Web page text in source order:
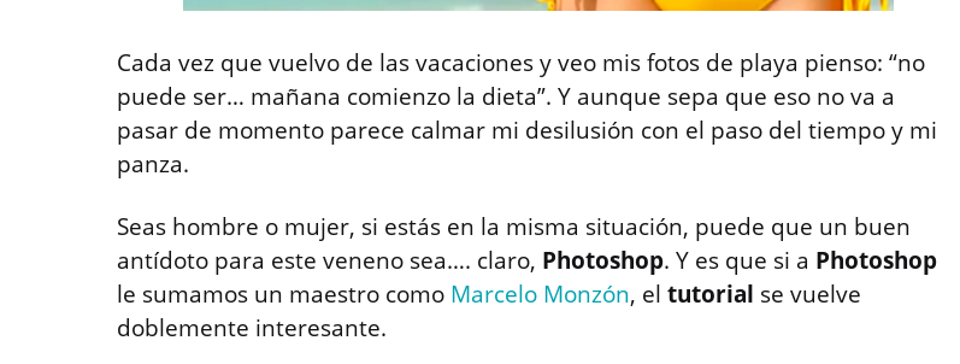
Cada vez que vuelvo de las vacaciones y veo mis fotos de playa pienso: “no
puede ser… mañana comienzo la dieta”. Y aunque sepa que eso no va a
pasar de momento parece calmar mi desilusión con el paso del tiempo y mi
panza.
Seas hombre o mujer, si estás en la misma situación, puede que un buen
antídoto para este veneno sea…. claro, Photoshop. Y es que si a Photoshop
le sumamos un maestro como Marcelo Monzón, el tutorial se vuelve
doblemente interesante.